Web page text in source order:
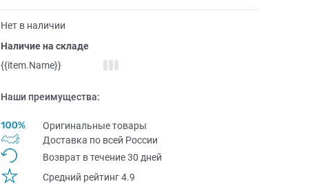
Нет в наличии
Наличие на складе
{{item.Name}}
Наши преимущества:
Оригинальные товары
Доставка по всей Pоссии
Возврат в течение 30 дней
Средний рейтинг 4.9